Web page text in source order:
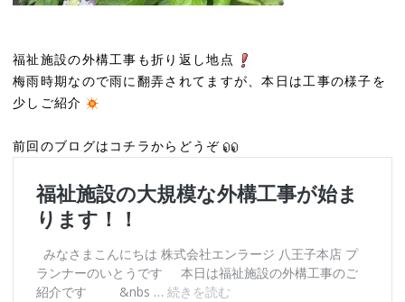
福祉施設の外構工事も折り返し地点
梅雨時期なので雨に翻弄されてますが、本日は工事の様子を
少しご紹介
前回のブログはコチラからどうぞ